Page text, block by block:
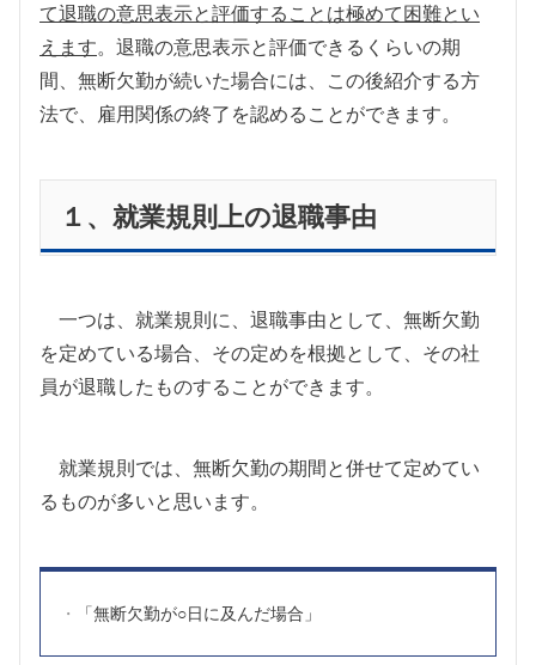
て退職の意思表示と評価することは極めて困難とい
えます。退職の意思表示と評価できるくらいの期
間、無断欠勤が続いた場合には、この後紹介する方
法で、雇用関係の終了を認めることができます。
１、就業規則上の退職事由
一つは、就業規則に、退職事由として、無断欠勤
を定めている場合、その定めを根拠として、その社
員が退職したものすることができます。
就業規則では、無断欠勤の期間と併せて定めてい
るものが多いと思います。
「無断欠勤が○日に及んだ場合」